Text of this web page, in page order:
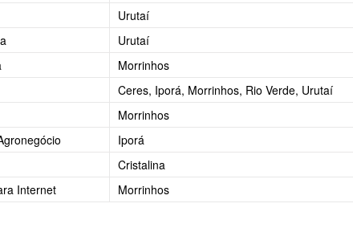
Urutaí
Urutaí
Morrinhos
Ceres, Iporá, Morrinhos, Rio Verde, Urutaí
Morrinhos
Iporá
Cristalina
Internet
Morrinhos